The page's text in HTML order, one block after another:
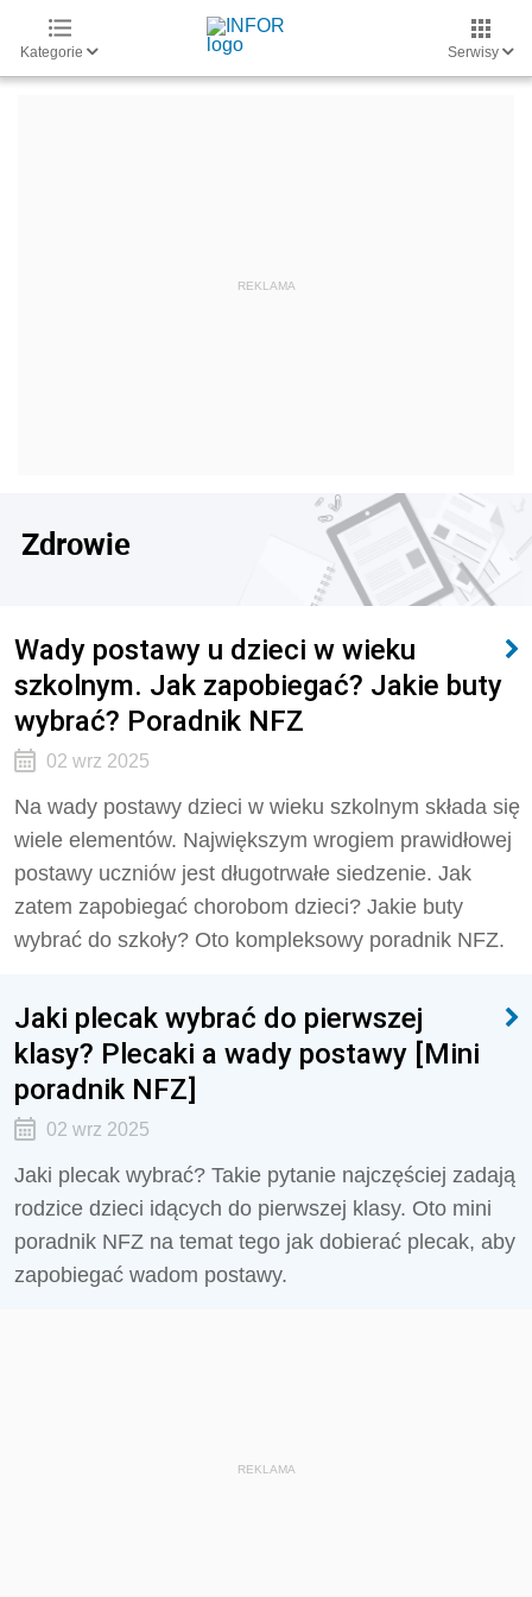
Kategorie Serwisy
Zdrowie
Wady postawy u dzieci w wieku
szkolnym. Jak zapobiegać? Jakie buty
wybrać? Poradnik NFZ
02 wrz 2025
Na wady postawy dzieci w wieku szkolnym składa się
wiele elementów. Największym wrogiem prawidłowej
postawy uczniów jest długotrwałe siedzenie. Jak
zatem zapobiegać chorobom dzieci? Jakie buty
wybrać do szkoły? Oto kompleksowy poradnik NFZ.
Jaki plecak wybrać do pierwszej
klasy? Plecaki a wady postawy [Mini
poradnik NFZ]
02 wrz 2025
Jaki plecak wybrać? Takie pytanie najczęściej zadają
rodzice dzieci idących do pierwszej klasy. Oto mini
poradnik NFZ na temat tego jak dobierać plecak, aby
zapobiegać wadom postawy.
REKLAMA